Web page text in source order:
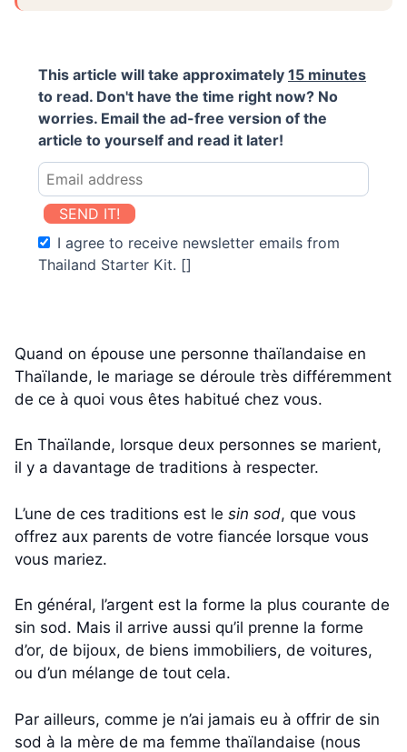
This article will take approximately 15 minutes
to read. Don't have the time right now? No
worries. Email the ad-free version of the
article to yourself and read it later!
SEND IT!
I agree to receive newsletter emails from
Thailand Starter Kit. []
Quand on épouse une personne thaïlandaise en
Thaïlande, le mariage se déroule très différemment
de ce à quoi vous êtes habitué chez vous.
En Thaïlande, lorsque deux personnes se marient,
il y a davantage de traditions à respecter.
L’une de ces traditions est le sin sod, que vous
offrez aux parents de votre fiancée lorsque vous
vous mariez.
En général, l’argent est la forme la plus courante de
sin sod. Mais il arrive aussi qu’il prenne la forme
d’or, de bijoux, de biens immobiliers, de voitures,
ou d’un mélange de tout cela.
Par ailleurs, comme je n’ai jamais eu à offrir de sin
sod à la mère de ma femme thaïlandaise (nous